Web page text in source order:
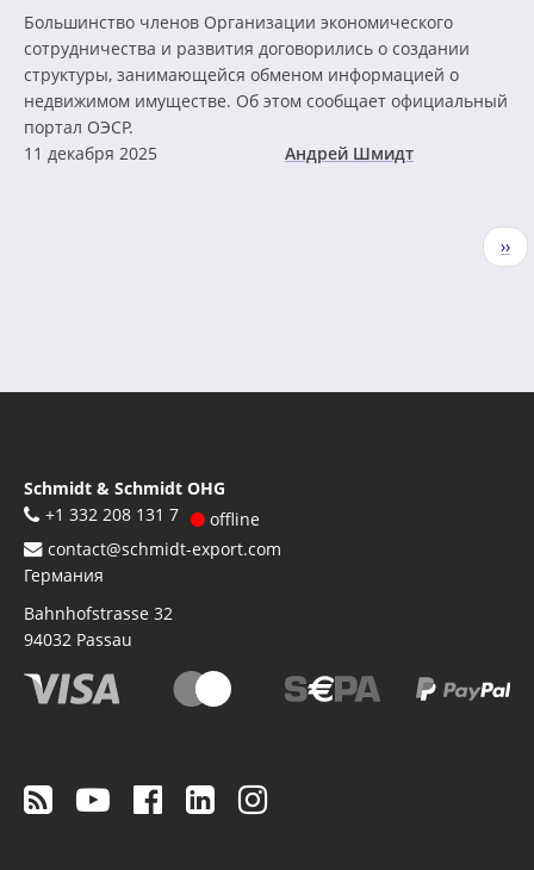
Большинство членов Организации экономического
сотрудничества и развития договорились о создании
структуры, занимающейся обменом информацией о
недвижимом имуществе. Об этом сообщает официальный
портал ОЭСР.
11 декабря 2025
Андрей Шмидт
››
Schmidt & Schmidt OHG
+1 332 208 131 7
offline
contact@schmidt-export.com
Германия
Bahnhofstrasse 32
94032 Passau